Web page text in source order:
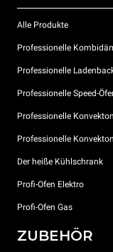
Alle Produkte
Professionelle
Professionelle
Professionelle Speed-
Professionelle
Professionelle
Der heiße Kühlschrank
Profi-Ofen Elektro
Profi-Ofen Gas
ZUBEHÖR